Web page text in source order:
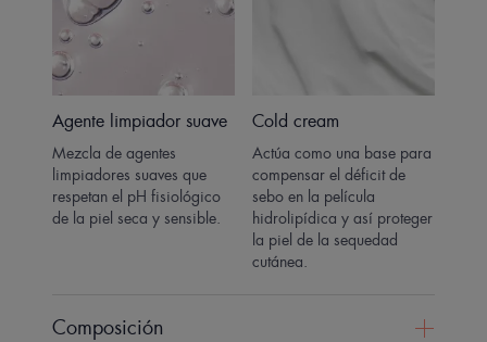
Composición
Agente limpiador suave
Mezcla de agentes
limpiadores suaves que
respetan el pH fisiológico
de la piel seca y sensible.
Cold cream
Actúa como una base para
compensar el déficit de
sebo en la película
hidrolipídica y así proteger
la piel de la sequedad
cutánea.